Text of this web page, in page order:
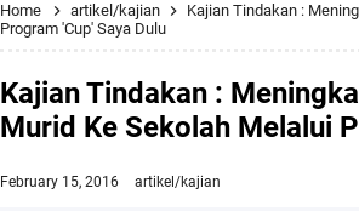
Home artikel/kajian
Kajian Tindakan :
Program 'Cup' Saya Dulu
Kajian Tindakan :
Murid Ke Sekolah Melalui
February 15, 2016 artikel/kajian